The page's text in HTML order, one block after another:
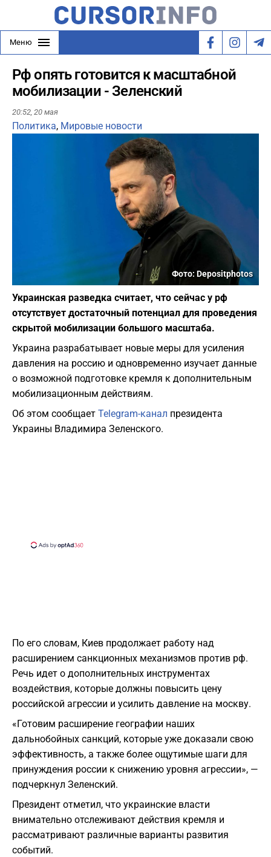
Меню
Рф опять готовится к масштабной
мобилизации - Зеленский
20:52, 20 мая
Политика, Мировые новости
Фото: Depositphotos
Украинская разведка считает, что сейчас у рф
отсутствует достаточный потенциал для проведения
скрытой мобилизации большого масштаба.
Украина разрабатывает новые меры для усиления
давления на россию и одновременно изучает данные
о возможной подготовке кремля к дополнительным
мобилизационным действиям.
Об этом сообщает Telegram-канал президента
Украины Владимира Зеленского.
По его словам, Киев продолжает работу над
расширением санкционных механизмов против рф.
Речь идет о дополнительных инструментах
воздействия, которые должны повысить цену
российской агрессии и усилить давление на москву.
«Готовим расширение географии наших
дальнобойных санкций, которые уже доказали свою
эффективность, а также более ощутимые шаги для
принуждения россии к снижению уровня агрессии», —
подчеркнул Зеленский.
Президент отметил, что украинские власти
внимательно отслеживают действия кремля и
рассматривают различные варианты развития
событий.